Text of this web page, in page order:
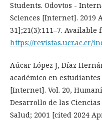
Students. Odovtos -
Sciences [Internet]. 2019
31];21(3):111–7. Available
https://revistas.ucr.ac.cr/
Aúcar López J, Díaz
académico en
[Internet]. Vol. 20,
Desarrollo de las
Salud; 2001 [cited 2024